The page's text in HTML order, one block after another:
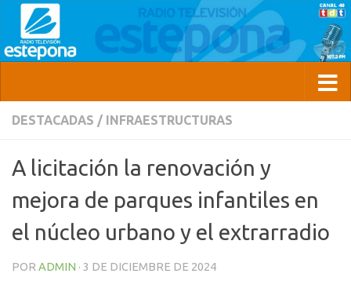
DESTACADAS / INFRAESTRUCTURAS
A licitación la renovación y
mejora de parques infantiles en
el núcleo urbano y el extrarradio
POR ADMIN · 3 DE DICIEMBRE DE 2024